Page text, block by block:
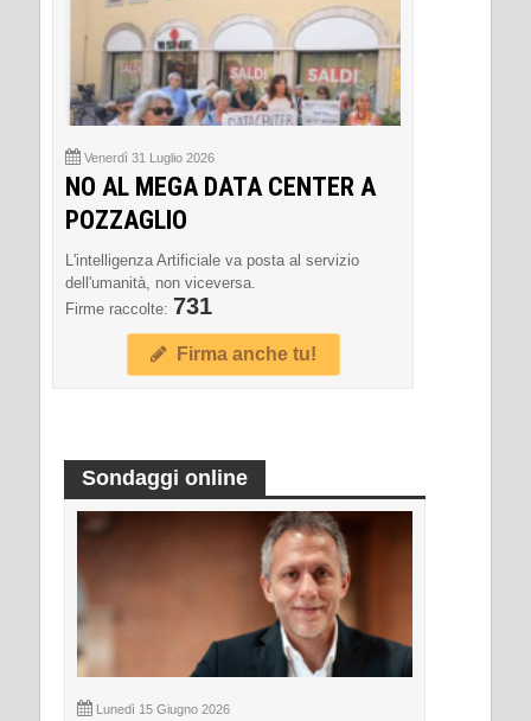
Venerdì 31 Luglio 2026
NO AL MEGA DATA CENTER A
POZZAGLIO
L'intelligenza Artificiale va posta al servizio
dell'umanità, non viceversa.
Firme raccolte: 731
Firma anche tu!
Sondaggi online
Lunedì 15 Giugno 2026